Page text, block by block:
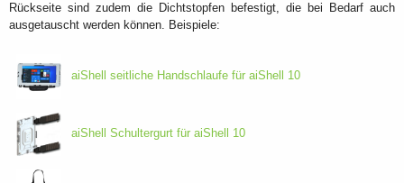
Rückseite sind zudem die Dichtstopfen befestigt, die bei Bedarf auch
ausgetauscht werden können. Beispiele:
aiShell seitliche Handschlaufe für aiShell 10
aiShell Schultergurt für aiShell 10